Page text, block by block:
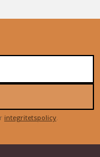
integritetspolicy